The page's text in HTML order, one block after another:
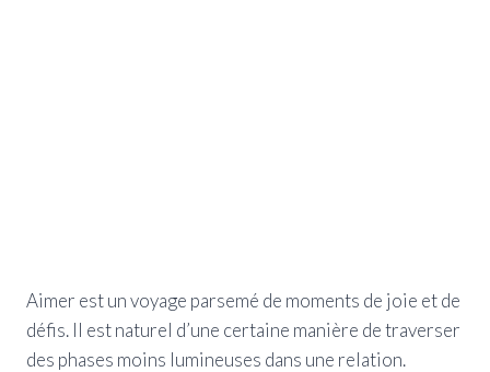
Aimer est un voyage parsemé de moments de joie et de
défis. Il est naturel d’une certaine manière de traverser
des phases moins lumineuses dans une relation.